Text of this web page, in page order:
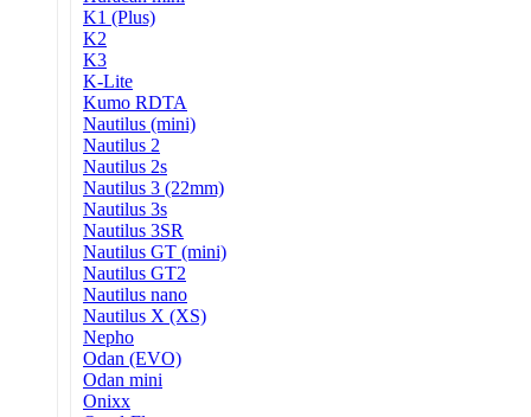
K1 (Plus)
K2
K3
K-Lite
Kumo RDTA
Nautilus (mini)
Nautilus 2
Nautilus 2s
Nautilus 3 (22mm)
Nautilus 3s
Nautilus 3SR
Nautilus GT (mini)
Nautilus GT2
Nautilus nano
Nautilus X (XS)
Nepho
Odan (EVO)
Odan mini
Onixx